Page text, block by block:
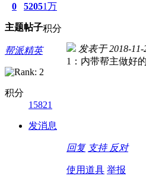
0
主题
5205
帖子
1万
积分
帮派精英
积分
15821
发消息
发表于 2018-11-
1：内带帮主做好
回复 支持 反对
使用道具 举报